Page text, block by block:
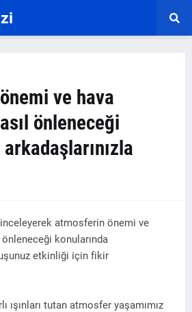
ve hava
önleneceği
atmosferin önemi ve
konularında
etkinliği için fikir
ışınları tutan atmosfer yaşamımız